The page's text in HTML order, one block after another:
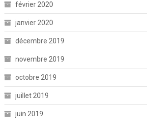
février 2020
janvier 2020
décembre 2019
novembre 2019
octobre 2019
juillet 2019
juin 2019